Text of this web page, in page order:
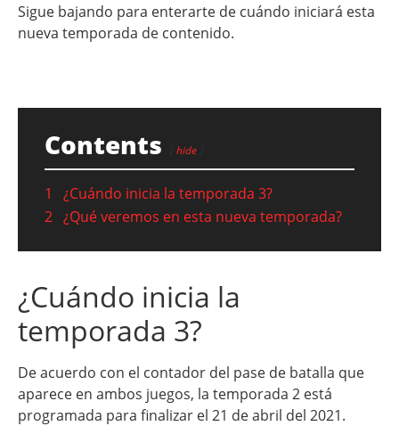
Sigue bajando para enterarte de cuándo iniciará esta
nueva temporada de contenido.
Contents hide
1
¿Cuándo inicia la temporada 3?
2 ¿Qué veremos en esta nueva temporada?
¿Cuándo inicia la
temporada 3?
De acuerdo con el contador del pase de batalla que
aparece en ambos juegos, la temporada 2 está
programada para finalizar el 21 de abril del 2021.